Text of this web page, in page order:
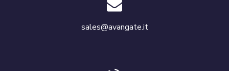
sales@avangate.it